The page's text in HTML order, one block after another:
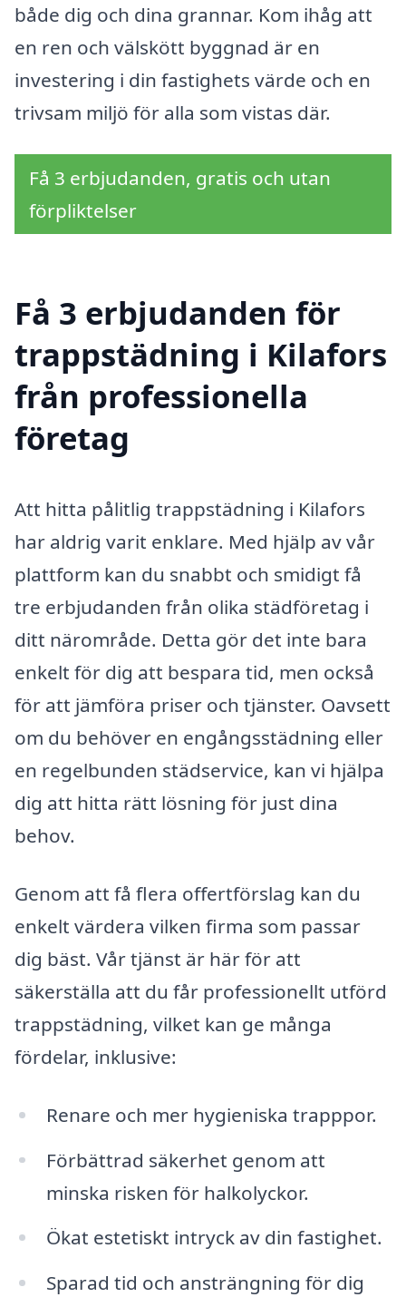
både dig och dina grannar. Kom ihåg att
en ren och välskött byggnad är en
investering i din fastighets värde och en
trivsam miljö för alla som vistas där.
Få 3 erbjudanden, gratis och utan
förpliktelser
Få 3 erbjudanden för
trappstädning i Kilafors
från professionella
företag
Att hitta pålitlig trappstädning i Kilafors
har aldrig varit enklare. Med hjälp av vår
plattform kan du snabbt och smidigt få
tre erbjudanden från olika städföretag i
ditt närområde. Detta gör det inte bara
enkelt för dig att bespara tid, men också
för att jämföra priser och tjänster. Oavsett
om du behöver en engångsstädning eller
en regelbunden städservice, kan vi hjälpa
dig att hitta rätt lösning för just dina
behov.
Genom att få flera offertförslag kan du
enkelt värdera vilken firma som passar
dig bäst. Vår tjänst är här för att
säkerställa att du får professionellt utförd
trappstädning, vilket kan ge många
fördelar, inklusive:
Renare och mer hygieniska trapppor.
Förbättrad säkerhet genom att
minska risken för halkolyckor.
Ökat estetiskt intryck av din fastighet.
Sparad tid och ansträngning för dig